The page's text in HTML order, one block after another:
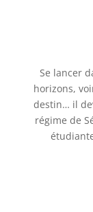
Se lancer
horizons,
destin… il
régime de